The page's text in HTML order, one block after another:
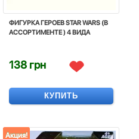
ФИГУРКА ГЕРОЕВ STAR WARS (В
АССОРТИМЕНТЕ ) 4 ВИДА
138 грн
КУПИТЬ
Акция!